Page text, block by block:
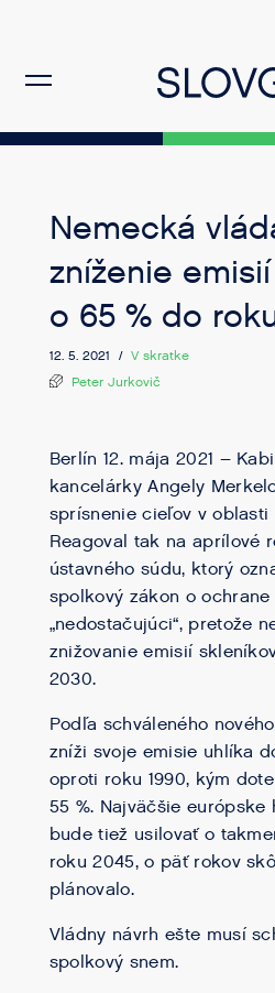
Nemecká
zníženie
o 65 % do
12. 5. 2021 / V skratke
Peter Jurkovič
Berlín 12. mája 2021 –
kancelárky Angely
sprísnenie cieľov v oblasti
Reagoval tak na aprílové
ústavného súdu, ktorý
spolkový zákon o
„nedostačujúci“, pretože
znižovanie emisií
2030.
Podľa schváleného
zníži svoje emisie uhlíka
oproti roku 1990, kým
55 %. Najväčšie európske
bude tiež usilovať o
roku 2045, o päť rokov
plánovalo.
Vládny návrh ešte musí
spolkový snem.